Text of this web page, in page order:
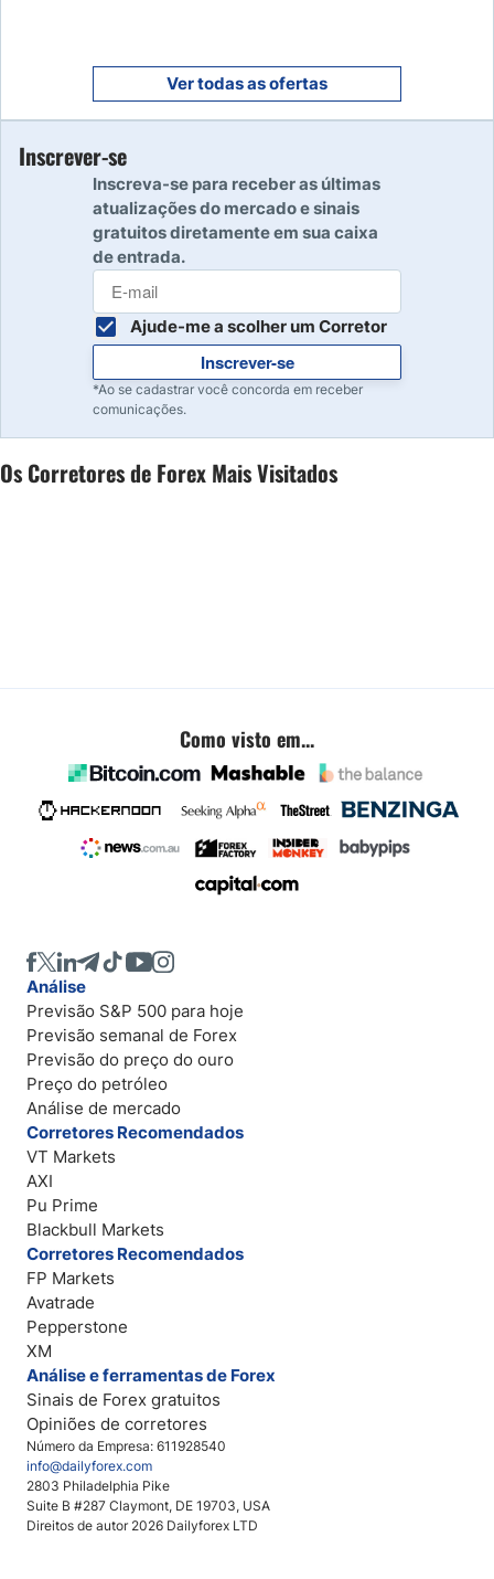
10
Ver todas as ofertas
Inscrever-se
Inscreva-se para receber as últimas
atualizações do mercado e sinais
gratuitos diretamente em sua caixa
de entrada.
Ajude-me a scolher um Corretor
Inscrever-se
*Ao se cadastrar você concorda em receber
comunicações.
Os Corretores de Forex Mais Visitados
Como visto em...
Número da Empresa: 611928540
info@dailyforex.com
2803 Philadelphia Pike
Suite B #287 Claymont, DE 19703, USA
Direitos de autor 2026 Dailyforex LTD
Análise
Previsão S&P 500 para hoje
Previsão semanal de Forex
Previsão do preço do ouro
Preço do petróleo
Análise de mercado
Corretores Recomendados
VT Markets
AXI
Pu Prime
Blackbull Markets
Corretores Recomendados
FP Markets
Avatrade
Pepperstone
XM
Análise e ferramentas de Forex
Sinais de Forex gratuitos
Opiniões de corretores